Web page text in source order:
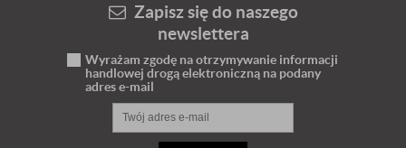
Zapisz się do naszego
newslettera
Wyrażam zgodę na otrzymywanie informacji
handlowej drogą elektroniczną na podany
adres e-mail